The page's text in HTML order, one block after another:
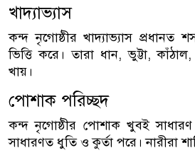
খাদ্যাভ্যাস
কন্দ নৃগোষ্ঠীর খাদ্যাভ্যাস
ভিত্তি করে। তারা ধান, ভুট্টা,
খায়।
পোশাক পরিচ্ছদ
কন্দ নৃগোষ্ঠীর পোশাক খুবই সাধারণ
সাধারণত ধুতি ও কুর্তা পরে। নারীরা